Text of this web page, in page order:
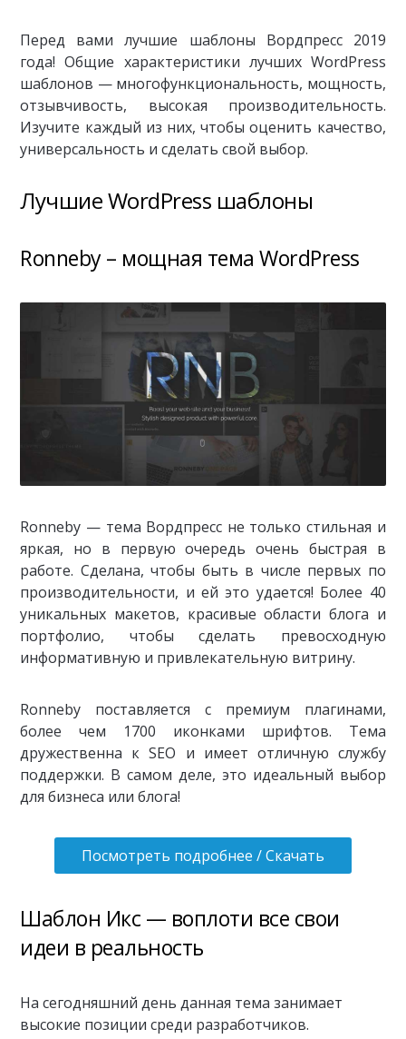
Перед вами лучшие шаблоны Вордпресс 2019
года! Общие характеристики лучших WordPress
шаблонов — многофункциональность, мощность,
отзывчивость, высокая производительность.
Изучите каждый из них, чтобы оценить качество,
универсальность и сделать свой выбор.
Лучшие WordPress шаблоны
Ronneby – мощная тема WordPress
Ronneby — тема Вордпресс не только стильная и
яркая, но в первую очередь очень быстрая в
работе. Сделана, чтобы быть в числе первых по
производительности, и ей это удается! Более 40
уникальных макетов, красивые области блога и
портфолио, чтобы сделать превосходную
информативную и привлекательную витрину.
Ronneby поставляется с премиум плагинами,
более чем 1700 иконками шрифтов. Тема
дружественна к SEO и имеет отличную службу
поддержки. В самом деле, это идеальный выбор
для бизнеса или блога!
Посмотреть подробнее / Скачать
Шаблон Икс — воплоти все свои
идеи в реальность
На сегодняшний день данная тема занимает
высокие позиции среди разработчиков.